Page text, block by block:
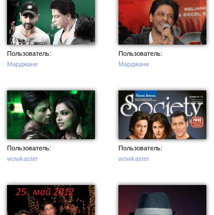
Пользователь:
Марджани
Пользователь:
Марджани
Пользователь:
wowkaster
Пользователь:
wowkaster